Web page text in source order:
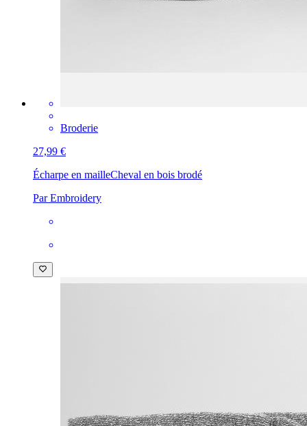
Broderie
27,99 €
Écharpe en mailleCheval en bois brodé
Par Embroidery